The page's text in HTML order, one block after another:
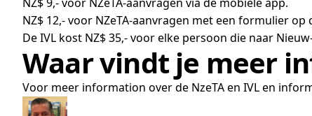
NZ$ 12,- voor NZeTA-aanvragen met een formulier op
De IVL kost NZ$ 35,- voor elke persoon die naar
Waar vindt je meer
Voor meer information over de NzeTA en IVL en